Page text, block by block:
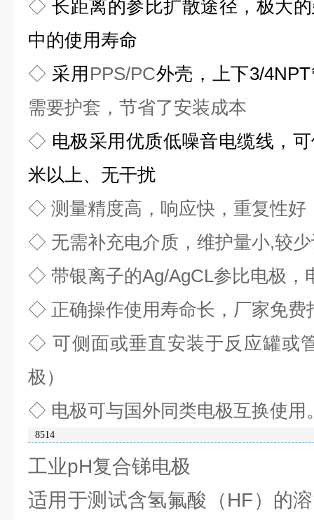
◇长距离的参比扩散途径，极大
中的使用寿命
◇ 采用 PPS/PC外壳，上下3/
需要护套，节省了安装成本
◇ 电极采用优质低噪音电缆线，
米以上、无干扰
◇ 测量精度高，响应快，重复性好
◇ 无需补充电介质，维护量小,较
◇ 带银离子的Ag/AgCL参比电极，
◇ 正确操作使用寿命长，厂家免费
◇可侧面或垂直安装于反应罐或
极）
◇ 电极可与国外同类电极互换使用
8514
工业pH复合锑电极
适用于测试含氢氟酸（HF）的